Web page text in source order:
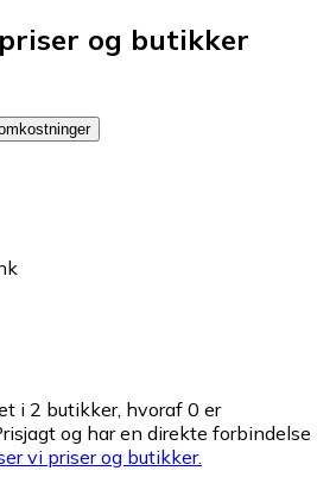
og butikker
i 2 butikker, hvoraf 0 er
og har en direkte forbindelse
vi priser og butikker.